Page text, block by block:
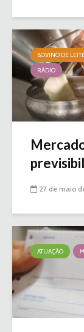
BOVINO DE
RÁDIO
27 de maio
ATUAÇÃO